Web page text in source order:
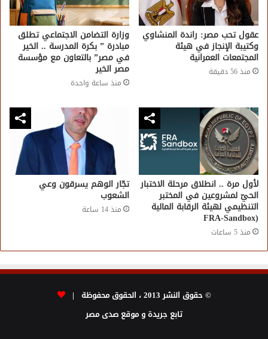
عقول تحب مصر: راندة المنشاوي
وكتيبة الإنجاز في هيئة
المجتمعات العمرانية
منذ 56 دقيقة
وزارة التضامن الاجتماعي تطلق
مبادرة ” بكرة المدرسة .. الخير
في مصر” بالتعاون مع مؤسسة
مصر الخير
منذ ساعة واحدة
لأول مرة .. انطلاق مرحلة الاختبار
الحيّ لمشروعين في المختبر
التنظيمي لهيئة الرقابة المالية
(FRA-Sandbox
منذ 5 ساعات
تجّار الوهم يسرقون وعي
الشعوب
منذ 14 ساعة
© حقوق النشر 2013 ، الحقوق محفوظة |
تابع جريدة و موقع صدى مصر